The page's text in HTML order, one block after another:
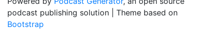
podcast publishing solution | Theme based on
Bootstrap